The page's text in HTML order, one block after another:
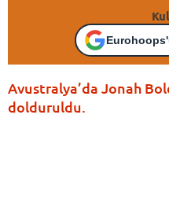
Avustralya’da Jonah
dolduruldu.